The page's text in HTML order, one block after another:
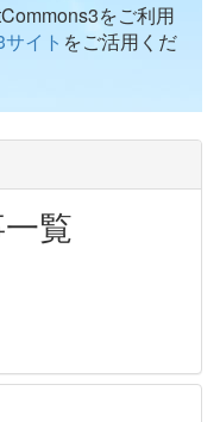
をご利用
イト をご活用くだ
覧